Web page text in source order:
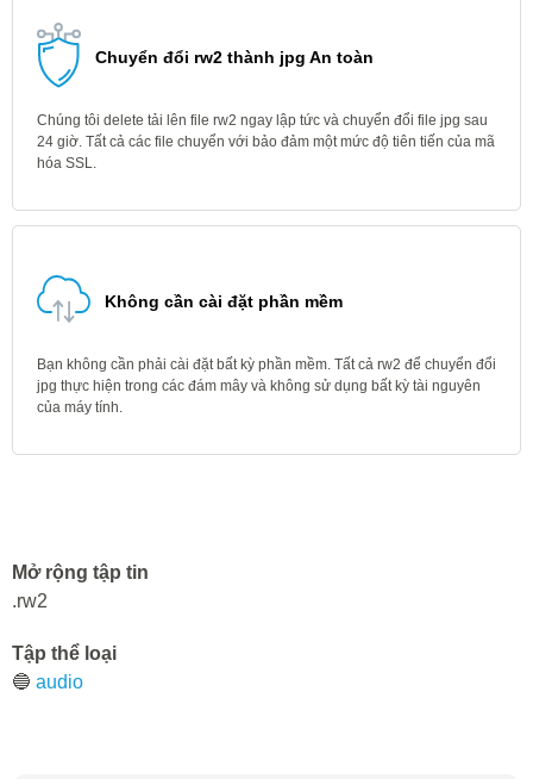
Chuyển đổi rw2 thành jpg An toàn
Chúng tôi delete tải lên file rw2 ngay lập tức và chuyển đổi file jpg sau
24 giờ. Tất cả các file chuyển với bảo đảm một mức độ tiên tiến của mã
hóa SSL.
Không cần cài đặt phần mềm
Bạn không cần phải cài đặt bất kỳ phần mềm. Tất cả rw2 để chuyển đổi
jpg thực hiện trong các đám mây và không sử dụng bất kỳ tài nguyên
của máy tính.
Mở rộng tập tin
.rw2
Tập thể loại
🔵 audio